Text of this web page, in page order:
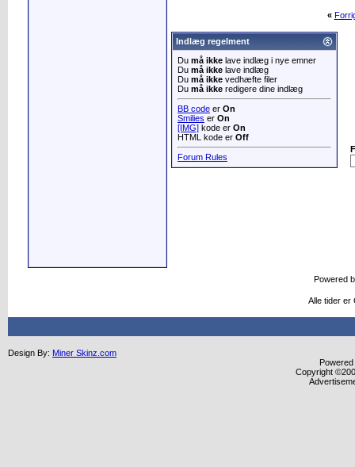
«
Indlæg regelment
Du må ikke lave indlæg i nye emner
Du må ikke lave indlæg
Du må ikke vedhæfte filer
Du må ikke redigere dine indlæg
BB code er On
Smilies er On
[IMG] kode er On
HTML kode er Off
Forum Rules
Powered
Alle tider er
Design By: Miner Skinz.com
Copyright